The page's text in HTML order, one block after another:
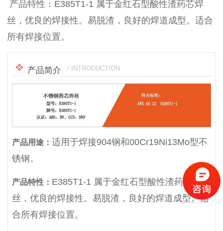
产品特性：E385T1-1 属于金红石型酸性渣药芯焊
丝，优良的焊接性。易脱渣，良好的焊道成型。适合
所有焊接位置。
产品简介 / INTRODUCTION
产品用途： 适用于焊接904钢和00Cr19Ni13Mo型不
锈钢。
产品特性： E385T1-1 属于金红石型酸性渣药芯焊
丝，优良的焊接性。易脱渣，良好的焊道成型。适
合所有焊接位置。